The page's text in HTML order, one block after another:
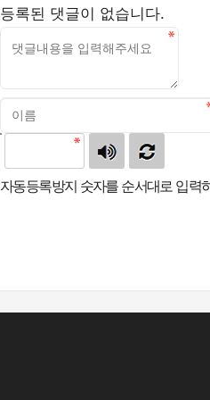
등록된 댓글이 없습니다.
자동등록방지 숫자를 순서대로 입력